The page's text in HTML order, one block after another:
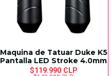
Maquina de Tatuar Duke K5
Pantalla LED Stroke 4.0mm
$119.990 CLP